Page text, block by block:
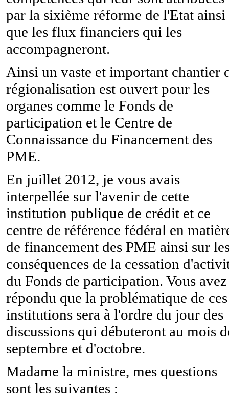
par la sixième réforme de l'Etat ainsi
que les flux financiers qui les
accompagneront.
Ainsi un vaste et important chantier
régionalisation est ouvert pour les
organes comme le Fonds de
participation et le Centre de
Connaissance du Financement des
PME.
En juillet 2012, je vous avais
interpellée sur l'avenir de cette
institution publique de crédit et ce
centre de référence fédéral en
de financement des PME ainsi sur
conséquences de la cessation
du Fonds de participation. Vous avez
répondu que la problématique de ces
institutions sera à l'ordre du jour des
discussions qui débuteront au mois
septembre et d'octobre.
Madame la ministre, mes questions
sont les suivantes :